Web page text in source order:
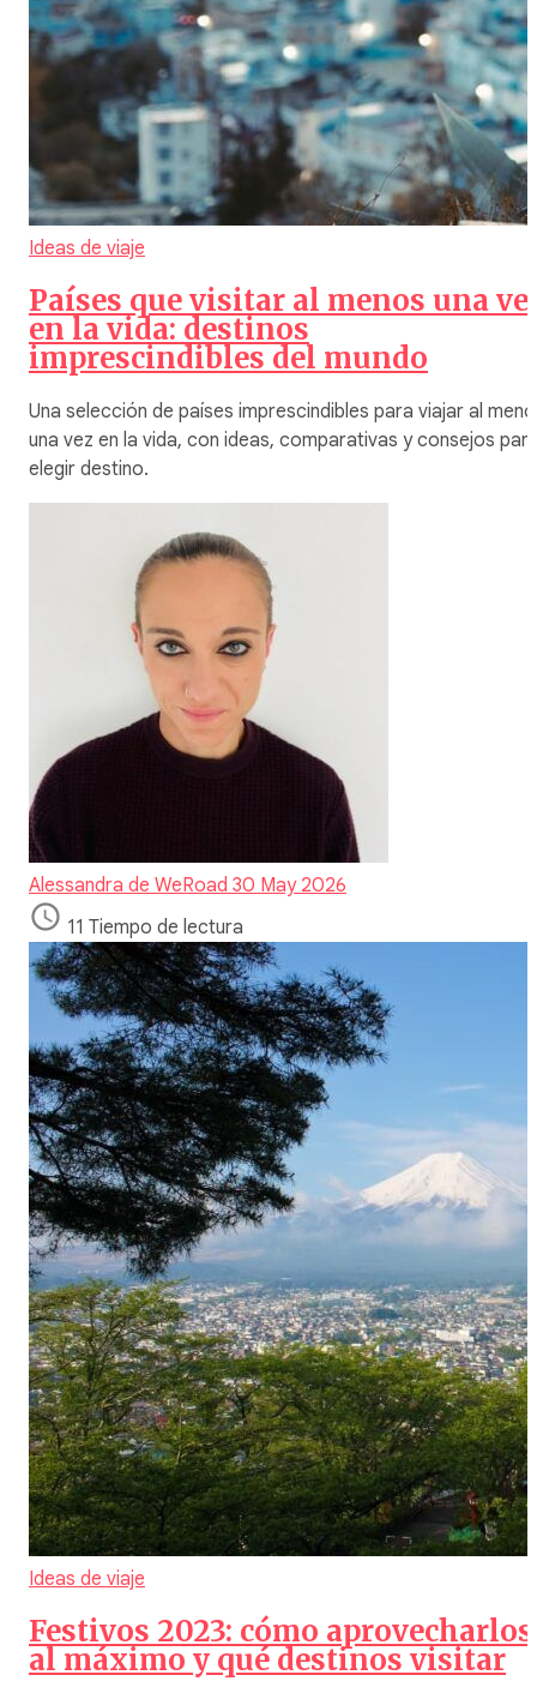
Ideas de viaje
Países que visitar al menos una
en la vida: destinos
imprescindibles del mundo
Una selección de países imprescindibles para viajar al
una vez en la vida, con ideas, comparativas y consejos
elegir destino.
Alessandra de WeRoad 30 May 2026
11 Tiempo de lectura
Ideas de viaje
Festivos 2023: cómo aprovecharlos
al máximo y qué destinos visitar